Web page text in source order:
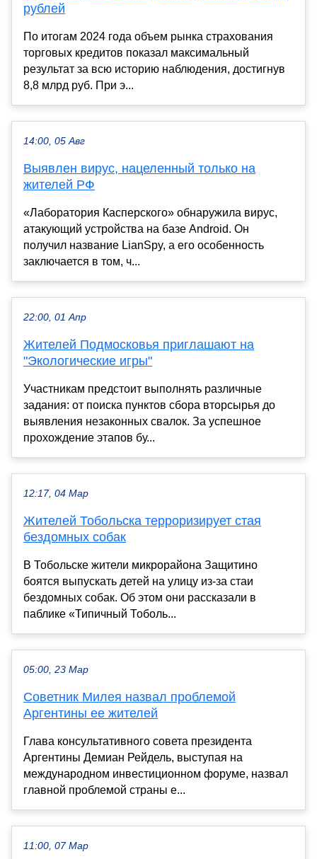
рублей
По итогам 2024 года объем рынка страхования
торговых кредитов показал максимальный
результат за всю историю наблюдения, достигнув
8,8 млрд руб. При э...
14:00, 05 Авг
Выявлен вирус, нацеленный только на
жителей РФ
«Лаборатория Касперского» обнаружила вирус,
атакующий устройства на базе Android. Он
получил название LianSpy, а его особенность
заключается в том, ч...
22:00, 01 Апр
Жителей Подмосковья приглашают на
"Экологические игры"
Участникам предстоит выполнять различные
задания: от поиска пунктов сбора вторсырья до
выявления незаконных свалок. За успешное
прохождение этапов бу...
12:17, 04 Мар
Жителей Тобольска терроризирует стая
бездомных собак
В Тобольске жители микрорайона Защитино
боятся выпускать детей на улицу из-за стаи
бездомных собак. Об этом они рассказали в
паблике «Типичный Тоболь...
05:00, 23 Мар
Советник Милея назвал проблемой
Аргентины ее жителей
Глава консультативного совета президента
Аргентины Демиан Рейдель, выступая на
международном инвестиционном форуме, назвал
главной проблемой страны е...
11:00, 07 Мар